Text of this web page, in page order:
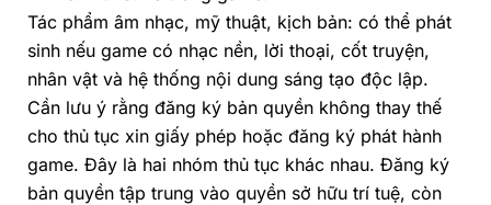
Tác phẩm âm nhạc, mỹ thuật, kịch bản: có thể phát
sinh nếu game có nhạc nền, lời thoại, cốt truyện,
nhân vật và hệ thống nội dung sáng tạo độc lập.
Cần lưu ý rằng đăng ký bản quyền không thay thế
cho thủ tục xin giấy phép hoặc đăng ký phát hành
game. Đây là hai nhóm thủ tục khác nhau. Đăng ký
bản quyền tập trung vào quyền sở hữu trí tuệ, còn